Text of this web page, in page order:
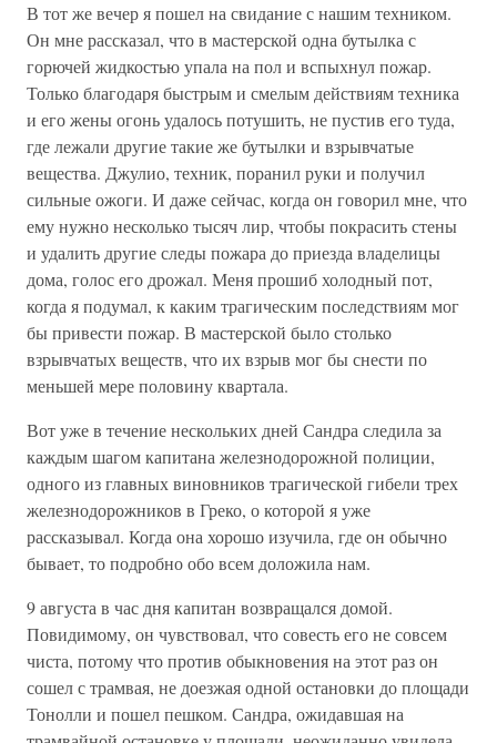
В тот же вечер я пошел на свидание с нашим техником.
Он мне рассказал, что в мастерской одна бутылка с
горючей жидкостью упала на пол и вспыхнул пожар.
Только благодаря быстрым и смелым действиям техника
и его жены огонь удалось потушить, не пустив его туда,
где лежали другие такие же бутылки и взрывчатые
вещества. Джулио, техник, поранил руки и получил
сильные ожоги. И даже сейчас, когда он говорил мне, что
ему нужно несколько тысяч лир, чтобы покрасить стены
и удалить другие следы пожара до приезда владелицы
дома, голос его дрожал. Меня прошиб холодный пот,
когда я подумал, к каким трагическим последствиям мог
бы привести пожар. В мастерской было столько
взрывчатых веществ, что их взрыв мог бы снести по
меньшей мере половину квартала.
Вот уже в течение нескольких дней Сандра следила за
каждым шагом капитана железнодорожной полиции,
одного из главных виновников трагической гибели трех
железнодорожников в Греко, о которой я уже
рассказывал. Когда она хорошо изучила, где он обычно
бывает, то подробно обо всем доложила нам.
9 августа в час дня капитан возвращался домой.
Повидимому, он чувствовал, что совесть его не совсем
чиста, потому что против обыкновения на этот раз он
сошел с трамвая, не доезжая одной остановки до площади
Тонолли и пошел пешком. Сандра, ожидавшая на